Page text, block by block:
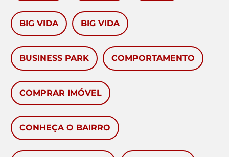
BIG VIDA BIG VIDA
BUSINESS PARK COMPORTAMENTO
COMPRAR IMÓVEL
CONHEÇA O BAIRRO